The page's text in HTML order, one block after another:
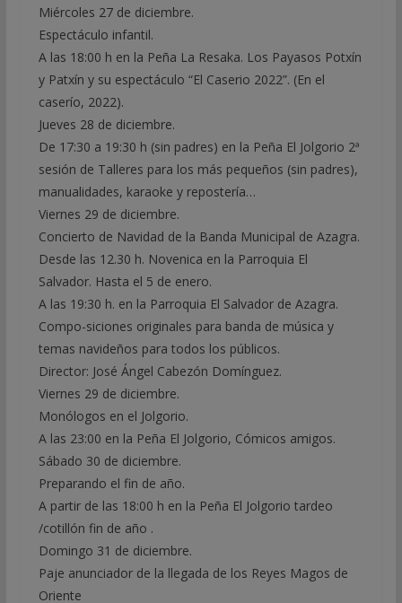
Miércoles 27 de diciembre.
Espectáculo infantil.
A las 18:00 h en la Peña La Resaka. Los Payasos Potxín
y Patxín y su espectáculo “El Caserio 2022”. (En el
caserío, 2022).
Jueves 28 de diciembre.
De 17:30 a 19:30 h (sin padres) en la Peña El Jolgorio 2ª
sesión de Talleres para los más pequeños (sin padres),
manualidades, karaoke y repostería…
Viernes 29 de diciembre.
Concierto de Navidad de la Banda Municipal de Azagra.
Desde las 12.30 h. Novenica en la Parroquia El
Salvador. Hasta el 5 de enero.
A las 19:30 h. en la Parroquia El Salvador de Azagra.
Compo-siciones originales para banda de música y
temas navideños para todos los públicos.
Director: José Ángel Cabezón Domínguez.
Viernes 29 de diciembre.
Monólogos en el Jolgorio.
A las 23:00 en la Peña El Jolgorio, Cómicos amigos.
Sábado 30 de diciembre.
Preparando el fin de año.
A partir de las 18:00 h en la Peña El Jolgorio tardeo
/cotillón fin de año .
Domingo 31 de diciembre.
Paje anunciador de la llegada de los Reyes Magos de
Oriente